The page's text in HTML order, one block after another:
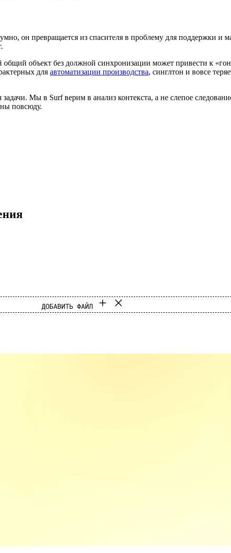
он превращается из спасителя в проблему для поддержки и
общий объект без должной синхронизации может привести к
для автоматизации производства, синглтон и вовсе
Мы в Surf верим в анализ контекста, а не слепое
повсюду.
ДОБАВИТЬ ФАЙЛ